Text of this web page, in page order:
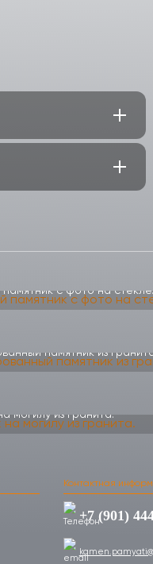
памятник с фото на стекле.
памятник из
могилу из гранита.
Контактная
+7 (901)